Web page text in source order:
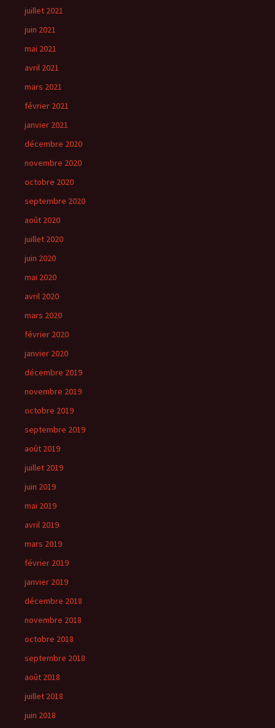
juillet 2021
juin 2021
mai 2021
avril 2021
mars 2021
février 2021
janvier 2021
décembre 2020
novembre 2020
octobre 2020
septembre 2020
août 2020
juillet 2020
juin 2020
mai 2020
avril 2020
mars 2020
février 2020
janvier 2020
décembre 2019
novembre 2019
octobre 2019
septembre 2019
août 2019
juillet 2019
juin 2019
mai 2019
avril 2019
mars 2019
février 2019
janvier 2019
décembre 2018
novembre 2018
octobre 2018
septembre 2018
août 2018
juillet 2018
juin 2018